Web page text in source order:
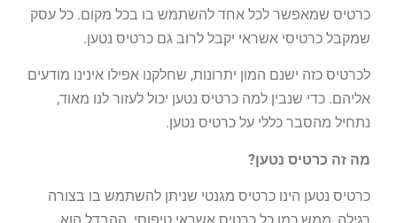
כרטיס שמאפשר לכל אחד להשתמש בו בכל מקום. כל עסק
שמקבל כרטיסי אשראי יקבל לרוב גם כרטיס נטען.
לכרטיס כזה ישנם המון יתרונות, שחלקנו אפילו אינינו מודעים
אליהם. כדי שנבין למה כרטיס נטען יכול לעזור לנו מאוד,
נתחיל מהסבר כללי על כרטיס נטען.
מה זה כרטיס נטען?
כרטיס נטען הינו כרטיס מגנטי שניתן להשתמש בו בצורה